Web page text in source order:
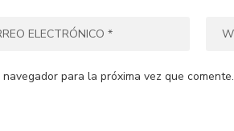
para la próxima vez que comente.